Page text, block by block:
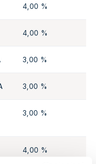
4,00 %
4,00 %
3,00 %
3,00 %
3,00 %
4,00 %